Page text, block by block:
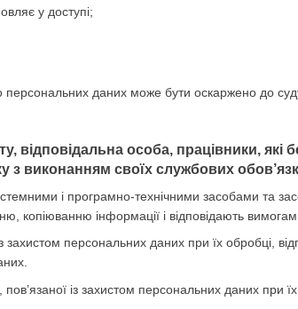
у доступі;
персональних даних може бути оскаржено до
відповідальна особа, працівники,
виконанням своїх службових
і програмно-технічними засобами та
інформації і відповідають вимогам
захистом персональних даних при їх обробці,
із захистом персональних даних при